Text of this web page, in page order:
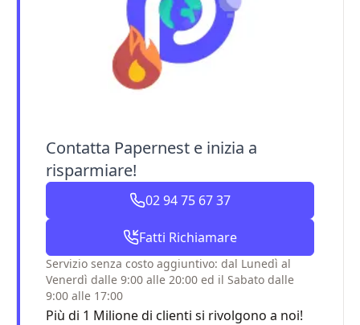
Contatta Papernest e inizia a
risparmiare!
02 94 75 67 37
Fatti Richiamare
Servizio senza costo aggiuntivo: dal Lunedì al
Venerdì dalle 9:00 alle 20:00 ed il Sabato dalle
9:00 alle 17:00
Più di 1 Milione di clienti si rivolgono a noi!